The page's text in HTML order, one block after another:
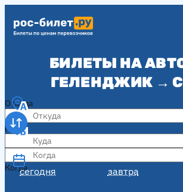
БИЛЕТЫ НА
ГЕЛЕНДЖИК →
Откуда
Куда
Когда
сегодня завтра
Когда